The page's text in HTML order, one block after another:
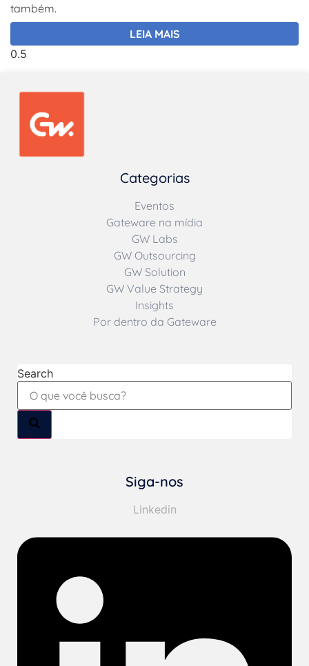
também.
LEIA MAIS
Categorias
Eventos
Gateware na mídia
GW Labs
GW Outsourcing
GW Solution
GW Value Strategy
Insights
Por dentro da Gateware
Search
Siga-nos
Linkedin